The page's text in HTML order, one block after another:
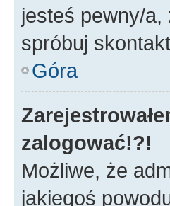
jesteś pewny/a,
spróbuj
Góra
zalogować!?!
Możliwe, że
jakiegoś